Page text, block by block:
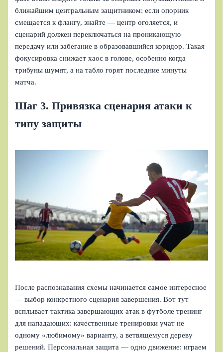
ближайшим центральным защитником: если опорник
смещается к флангу, знайте — центр оголяется, и
сценарий должен переключаться на проникающую
передачу или забегание в образовавшийся коридор. Такая
фокусировка снижает хаос в голове, особенно когда
трибуны шумят, а на табло горят последние минуты
матча.
Шаг 3. Привязка сценария атаки к
типу защиты
После распознавания схемы начинается самое интересное
— выбор конкретного сценария завершения. Вот тут
всплывает тактика завершающих атак в футболе тренинг
для нападающих: качественные тренировки учат не
одному «любимому» варианту, а ветвящемуся дереву
решений. Персональная защита — одно движение: играем